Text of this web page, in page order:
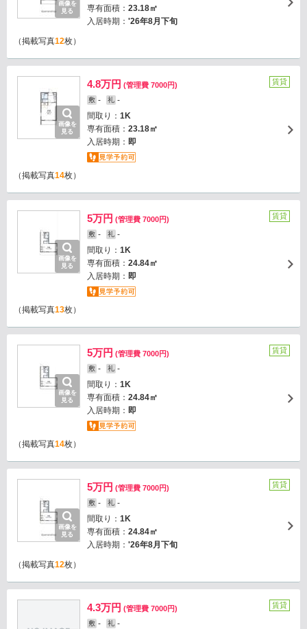
画像を
見る
専有面積： 23.18㎡
入居時期： '26年8月下旬
（掲載写真12枚）
画像を
見る
4.8万円 (管理費 7000円)
敷 - 礼 -
間取り： 1K
専有面積： 23.18㎡
入居時期： 即
賃貸
（掲載写真14枚）
画像を
見る
5万円 (管理費 7000円)
敷 - 礼 -
間取り： 1K
専有面積： 24.84㎡
入居時期： 即
賃貸
（掲載写真13枚）
画像を
見る
5万円 (管理費 7000円)
敷 - 礼 -
間取り： 1K
専有面積： 24.84㎡
入居時期： 即
賃貸
（掲載写真14枚）
画像を
見る
5万円 (管理費 7000円)
敷 - 礼 -
間取り： 1K
専有面積： 24.84㎡
入居時期： '26年8月下旬
賃貸
（掲載写真12枚）
4.3万円 (管理費 7000円)
敷 - 礼 -
賃貸